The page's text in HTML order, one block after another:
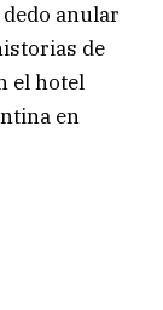
anular
de
el hotel
en